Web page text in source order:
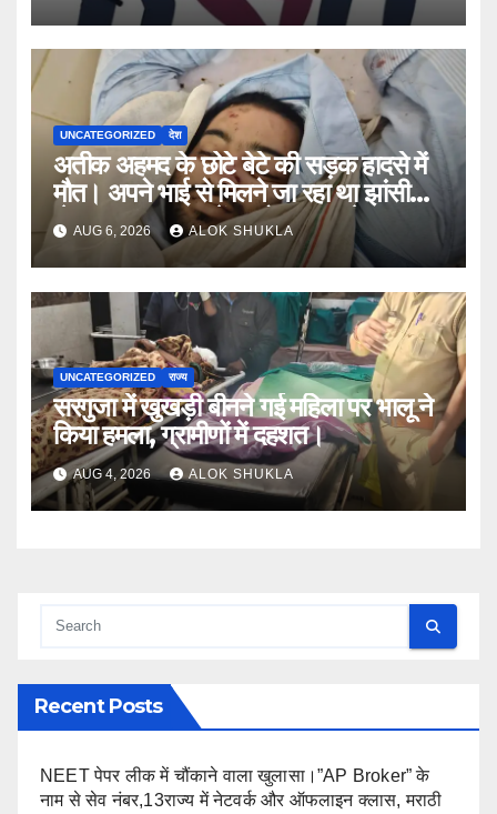
खुलासे।
UNCATEGORIZED देश
अतीक अहमद के छोटे बेटे की सड़क हादसे में
मौत। अपने भाई से मिलने जा रहा था झांसी
जेल (सूत्र)। कार में 5 लोग सवार थे।
AUG 6, 2026 ALOK SHUKLA
UNCATEGORIZED राज्य
सरगुजा में खुखड़ी बीनने गई महिला पर भालू ने
किया हमला, ग्रामीणों में दहशत।
AUG 4, 2026 ALOK SHUKLA
Recent Posts
NEET पेपर लीक में चौंकाने वाला खुलासा।”AP Broker” के
नाम से सेव नंबर,13राज्य में नेटवर्क और ऑफलाइन क्लास, मराठी